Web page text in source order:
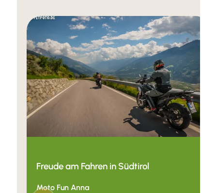
Freude am Fahren in Südtirol
Moto Fun Anna